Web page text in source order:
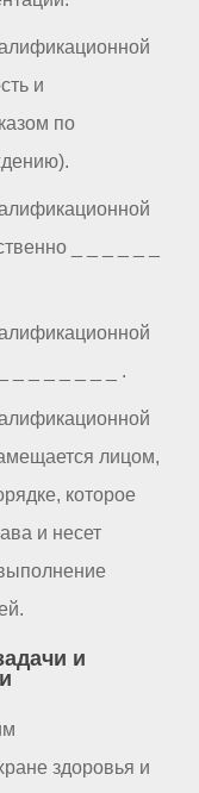
и
по
_ _ _ _ _ _
_ _ _ _ _ _ _ .
лицом,
которое
и несет
и
здоровья и